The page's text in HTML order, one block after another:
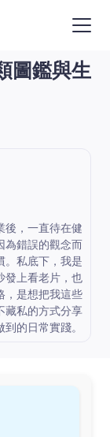
圖鑑與生
後，一直待在健
為錯誤的觀念而
。私底下，我是
發上看老片，也
，是想把我這些
藏私的方式分享
的日常實踐。